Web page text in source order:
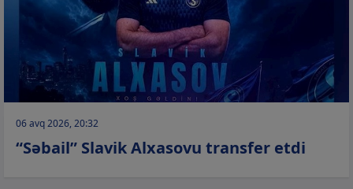
06 avq 2026, 20:32
“Səbail” Slavik Alxasovu transfer etdi